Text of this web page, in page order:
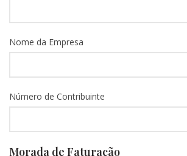
Nome da Empresa
Número de Contribuinte
Morada de Faturação